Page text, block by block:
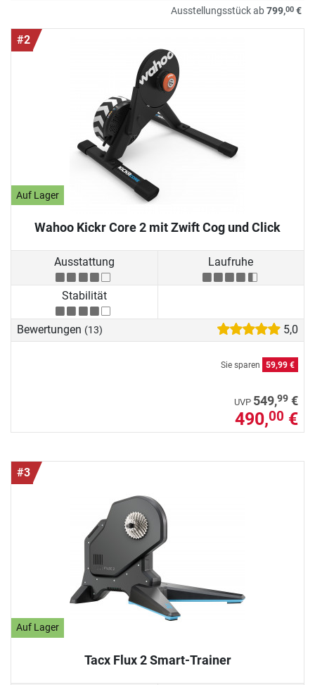
Ausstellungsstück ab799,00 €
#2
Auf Lager
Wahoo Kickr Core 2 mit Zwift Cog und Click
Ausstattung Laufruhe
Stabilität
Bewertungen (13) 5,0
Sie sparen 59,99 €
UVP 549,99 €
490,00 €
#3
Auf Lager
Tacx Flux 2 Smart-Trainer